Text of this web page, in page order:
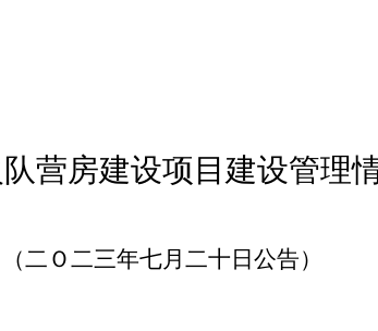
营房建设项目建设管理
（二Ｏ二三年七月 二十日公告）